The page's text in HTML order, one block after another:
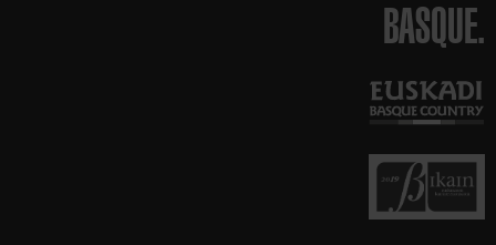
BASQUE.